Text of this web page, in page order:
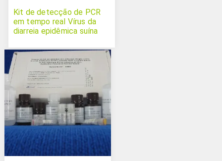
Kit de detecção de PCR
em tempo real Vírus da
diarreia epidêmica suína